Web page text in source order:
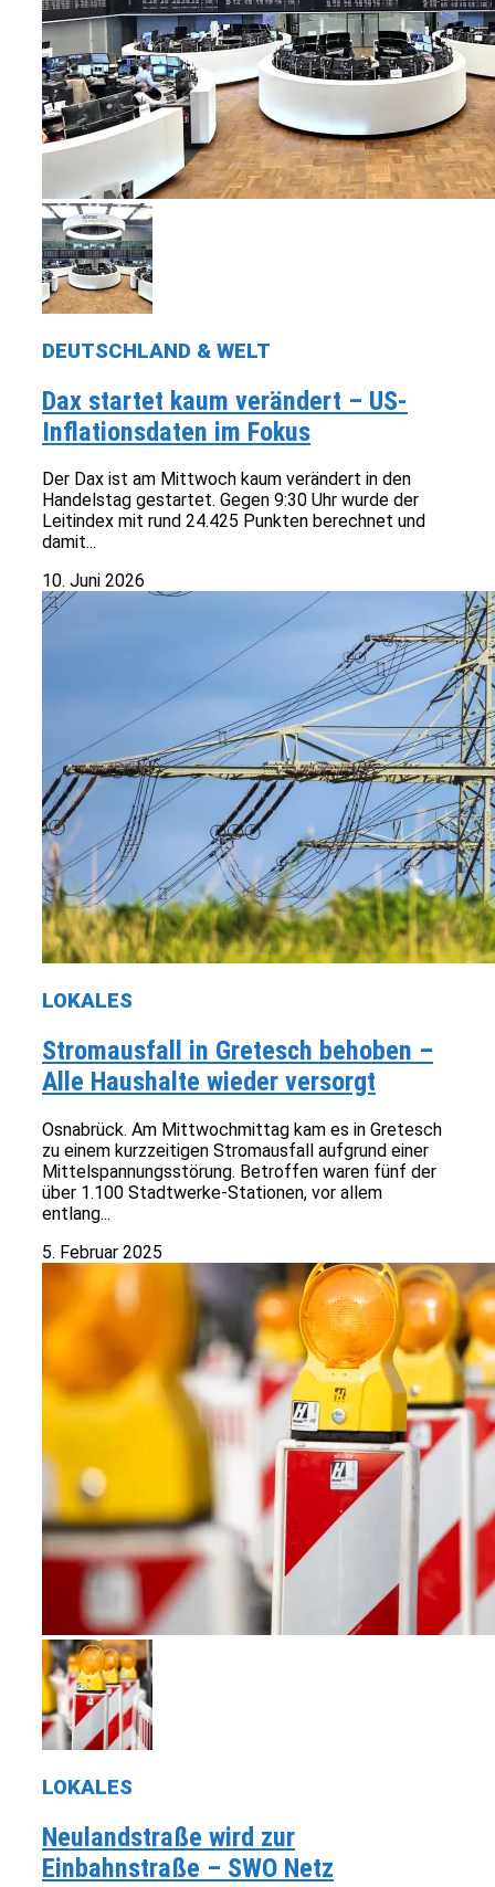
DEUTSCHLAND & WELT
Dax startet kaum verändert – US-
Inflationsdaten im Fokus
Der Dax ist am Mittwoch kaum verändert in den
Handelstag gestartet. Gegen 9:30 Uhr wurde der
Leitindex mit rund 24.425 Punkten berechnet und
damit...
10. Juni 2026
LOKALES
Stromausfall in Gretesch behoben –
Alle Haushalte wieder versorgt
Osnabrück. Am Mittwochmittag kam es in Gretesch
zu einem kurzzeitigen Stromausfall aufgrund einer
Mittelspannungsstörung. Betroffen waren fünf der
über 1.100 Stadtwerke-Stationen, vor allem
entlang...
5. Februar 2025
LOKALES
Neulandstraße wird zur
Einbahnstraße – SWO Netz